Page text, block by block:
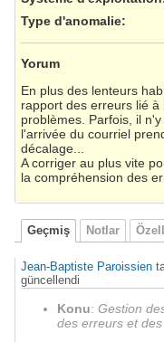
Type d'anomalie:
Yorum
En plus des lenteurs
rapport des erreurs lié
problèmes. Parfois, il
l'arrivée du courriel
décalage...
A corriger au plus vite
la compréhension des
Geçmiş Notlar
Jean-Baptiste Paroissien
güncellendi
Konu: Gestion
des erreurs et